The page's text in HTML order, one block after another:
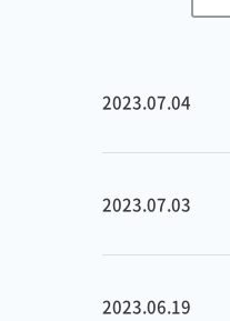
2023.07.04
2023.07.03
2023.06.19